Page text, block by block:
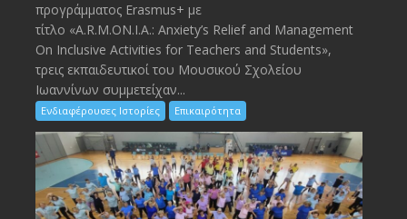
προγράμματος Erasmus+ με
τίτλο «A.R.M.ON.I.A.: Anxiety’s Relief and Management
On Inclusive Activities for Teachers and Students»,
τρεις εκπαιδευτικοί του Μουσικού Σχολείου
Ιωαννίνων συμμετείχαν...
Ενδιαφέρουσες Ιστορίες Επικαιρότητα